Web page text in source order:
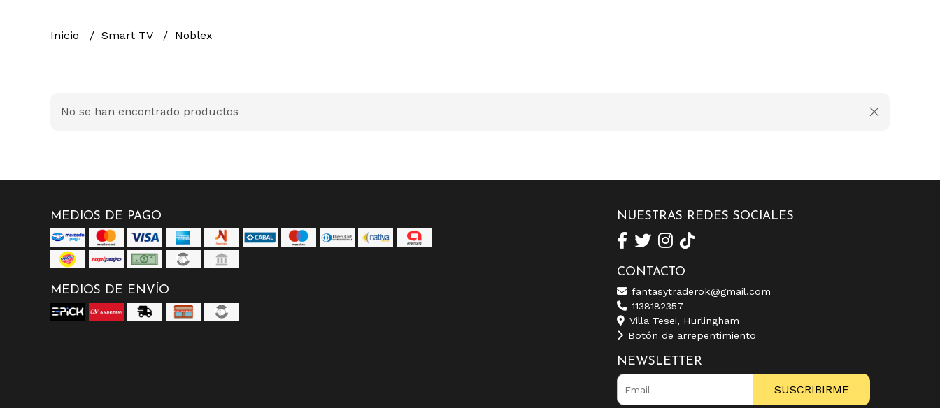
Inicio Smart TV Noblex
No se han encontrado productos
MEDIOS DE PAGO
MEDIOS DE ENVÍO
NUESTRAS REDES SOCIALES
CONTACTO
fantasytraderok@gmail.com
1138182357
Villa Tesei, Hurlingham
Botón de arrepentimiento
NEWSLETTER
SUSCRIBIRME